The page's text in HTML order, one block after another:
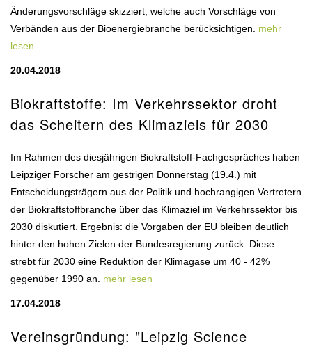
Änderungsvorschläge skizziert, welche auch Vorschläge von
Verbänden aus der Bioenergiebranche berücksichtigen. mehr
lesen
20.04.2018
Biokraftstoffe: Im Verkehrssektor droht
das Scheitern des Klimaziels für 2030
Im Rahmen des diesjährigen Biokraftstoff-Fachgespräches haben
Leipziger Forscher am gestrigen Donnerstag (19.4.) mit
Entscheidungsträgern aus der Politik und hochrangigen Vertretern
der Biokraftstoffbranche über das Klimaziel im Verkehrssektor bis
2030 diskutiert. Ergebnis: die Vorgaben der EU bleiben deutlich
hinter den hohen Zielen der Bundesregierung zurück. Diese
strebt für 2030 eine Reduktion der Klimagase um 40 - 42%
gegenüber 1990 an. mehr lesen
17.04.2018
Vereinsgründung: "Leipzig Science